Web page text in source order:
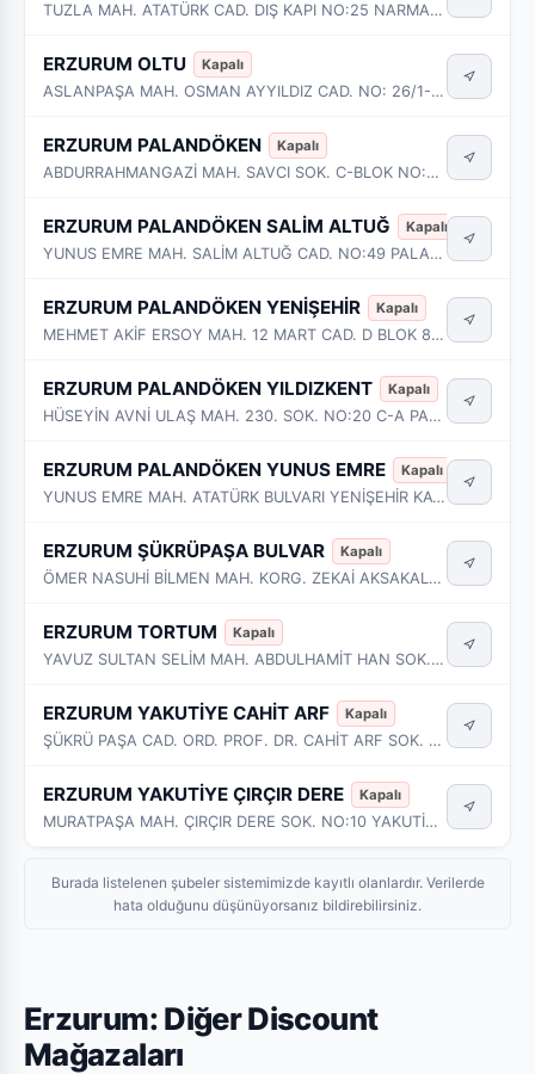
TUZLA MAH. ATATÜRK CAD. DIŞ KAPI NO:25 NARMAN - ERZURUM
ERZURUM OLTU Kapalı
ASLANPAŞA MAH. OSMAN AYYILDIZ CAD. NO: 26/1-2 OLTU - ERZURUM
ERZURUM PALANDÖKEN Kapalı
ABDURRAHMANGAZİ MAH. SAVCI SOK. C-BLOK NO:4/A PALANDÖKEN - ERZURUM
ERZURUM PALANDÖKEN SALİM ALTUĞ Kapalı
YUNUS EMRE MAH. SALİM ALTUĞ CAD. NO:49 PALANDÖKEN - ERZURUM
ERZURUM PALANDÖKEN YENİŞEHİR Kapalı
MEHMET AKİF ERSOY MAH. 12 MART CAD. D BLOK 8.BAĞIMSIZ BÖLÜM NO:12/1 PALANDÖKEN - ERZURUM
ERZURUM PALANDÖKEN YILDIZKENT Kapalı
HÜSEYİN AVNİ ULAŞ MAH. 230. SOK. NO:20 C-A PALANDÖKEN - ERZURUM
ERZURUM PALANDÖKEN YUNUS EMRE Kapalı
YUNUS EMRE MAH. ATATÜRK BULVARI YENİŞEHİR KAVŞAĞI NO:1 PALANDÖKEN - ERZURUM
ERZURUM ŞÜKRÜPAŞA BULVAR Kapalı
ÖMER NASUHİ BİLMEN MAH. KORG. ZEKAİ AKSAKALLI CAD. NO:18/D YAKUTİYE - ERZURUM
ERZURUM TORTUM Kapalı
YAVUZ SULTAN SELİM MAH. ABDULHAMİT HAN SOK. NO:1 MERKEZ - ERZURUM
ERZURUM YAKUTİYE CAHİT ARF Kapalı
ŞÜKRÜ PAŞA CAD. ORD. PROF. DR. CAHİT ARF SOK. NO:13 YAKUTİYE - ERZURUM.
ERZURUM YAKUTİYE ÇIRÇIR DERE Kapalı
MURATPAŞA MAH. ÇIRÇIR DERE SOK. NO:10 YAKUTİYE - ERZURUM
Burada listelenen şubeler sistemimizde kayıtlı olanlardır. Verilerde
hata olduğunu düşünüyorsanız bildirebilirsiniz.
Erzurum: Diğer Discount
Mağazaları